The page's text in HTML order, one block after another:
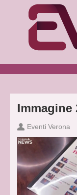
Immagine
Eventi Verona